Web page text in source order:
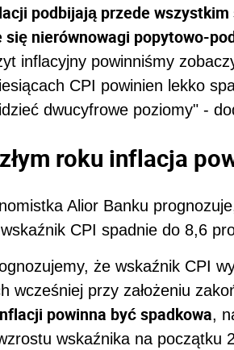
podbijają przede
się nierównowagi popytowo-
inflacyjny powinniśmy
CPI powinien lekko
dwucyfrowe poziomy" -
roku inflacja
Alior Banku
CPI spadnie do 8,6
że wskaźnik CPI
wcześniej przy założeniu
powinna być spadkowa,
wskaźnika na początku